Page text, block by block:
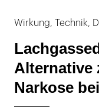
Wirkung, Technik,
Alternative
Narkose